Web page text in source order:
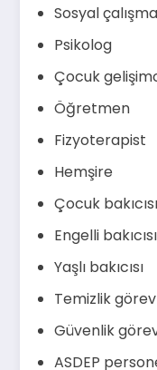
Sosyal
Psikolog
Çocuk
Öğretmen
Fizyoterapist
Hemşire
Çocuk bakıcısı
Engelli bakıcısı
Yaşlı bakıcısı
Temizlik
Güvenlik
ASDEP